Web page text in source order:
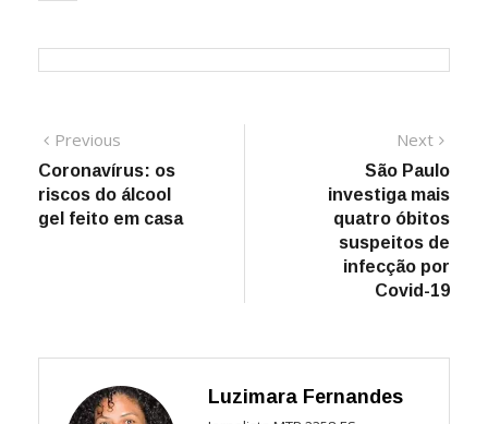
Navegação
de
Post
Previous
post:
Coronavírus: os
riscos do álcool
gel feito em casa
Next
post:
São Paulo
investiga mais
quatro óbitos
suspeitos de
infecção por
Covid-19
Luzimara Fernandes